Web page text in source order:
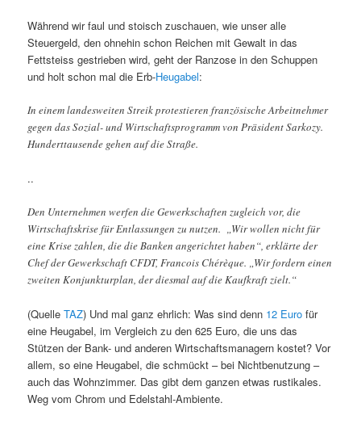
Während wir faul und stoisch zuschauen, wie unser alle
Steuergeld, den ohnehin schon Reichen mit Gewalt in das
Fettsteiss gestrieben wird, geht der Ranzose in den Schuppen
und holt schon mal die Erb-Heugabel:
In einem landesweiten Streik protestieren französische Arbeitnehmer
gegen das Sozial- und Wirtschaftsprogramm von Präsident Sarkozy.
Hunderttausende gehen auf die Straße.
..
Den Unternehmen werfen die Gewerkschaften zugleich vor, die
Wirtschaftskrise für Entlassungen zu nutzen. „Wir wollen nicht für
eine Krise zahlen, die die Banken angerichtet haben“, erklärte der
Chef der Gewerkschaft CFDT, Francois Chérèque. „Wir fordern einen
zweiten Konjunkturplan, der diesmal auf die Kaufkraft zielt.“
(QuelleTAZ) Und mal ganz ehrlich: Was sind denn 12 Euro für
eine Heugabel, im Vergleich zu den 625 Euro, die uns das
Stützen der Bank- und anderen Wirtschaftsmanagern kostet? Vor
allem, so eine Heugabel, die schmückt – bei Nichtbenutzung –
auch das Wohnzimmer. Das gibt dem ganzen etwas rustikales.
Weg vom Chrom und Edelstahl-Ambiente.